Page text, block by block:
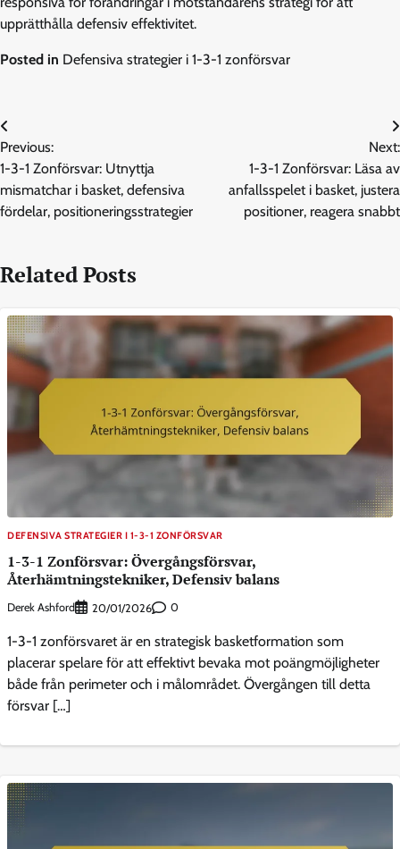
upprätthålla defensiv effektivitet.
Posted in Defensiva strategier i 1-3-1 zonförsvar
Post
navigation
Previous:
1-3-1 Zonförsvar: Utnyttja
mismatchar i basket, defensiva
fördelar, positioneringsstrategier
Next:
1-3-1 Zonförsvar: Läsa av
anfallsspelet i basket, justera
positioner, reagera snabbt
Related Posts
DEFENSIVA STRATEGIER I 1-3-1 ZONFÖRSVAR
1-3-1 Zonförsvar: Övergångsförsvar,
Återhämtningstekniker, Defensiv balans
Derek Ashford 20/01/2026 0
1-3-1 zonförsvaret är en strategisk basketformation som
placerar spelare för att effektivt bevaka mot poängmöjligheter
både från perimeter och i målområdet. Övergången till detta
försvar […]